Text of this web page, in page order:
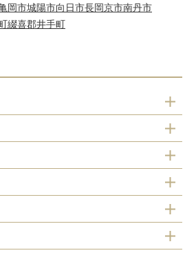
岡市城陽市向日市長岡京市南丹市
綴喜郡井手町